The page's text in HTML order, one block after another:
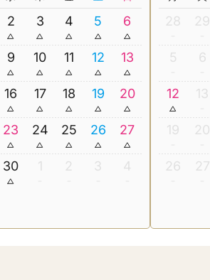
2 3 4 5 6
9 10 11 12 13
16 17 18 19 20
23 24 25 26 27
30 1 2 3 4
28 29
5 6
12 13
19 20
26 27